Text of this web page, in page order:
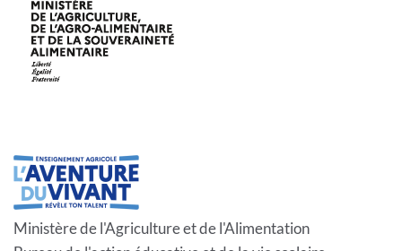
Ministère de l'Agriculture et de l'Alimentation